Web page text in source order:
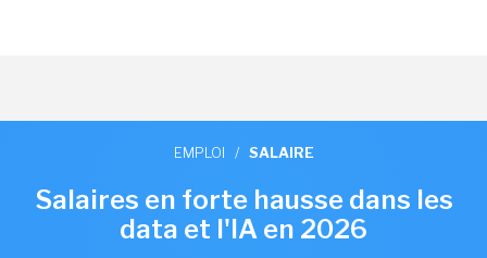
EMPLOI / SALAIRE
Salaires en forte hausse dans les
data et l'IA en 2026